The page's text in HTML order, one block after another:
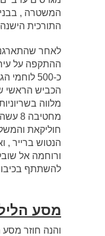
המשטרה ,
התורכית
לאחר
ההתקפה על
כ-500
הכביש הראשי
חוליקאת
הנטוש ברייר ,
ורוחמה אל
להשתתף
מסע
והנה חוזר